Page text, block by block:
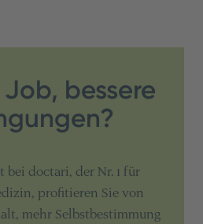
bessere
bei doctari, der Nr. 1 für
profitieren Sie von
mehr Selbstbestimmung